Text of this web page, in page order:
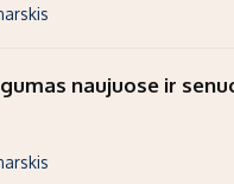
naujuose ir